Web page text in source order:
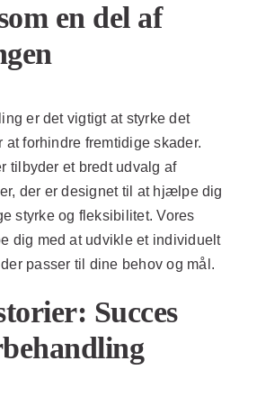
en del af
er det vigtigt at styrke det
at forhindre fremtidige skader.
tilbyder et bredt udvalg af
der er designet til at hjælpe dig
styrke og fleksibilitet. Vores
dig med at udvikle et individuelt
passer til dine behov og mål.
Succes